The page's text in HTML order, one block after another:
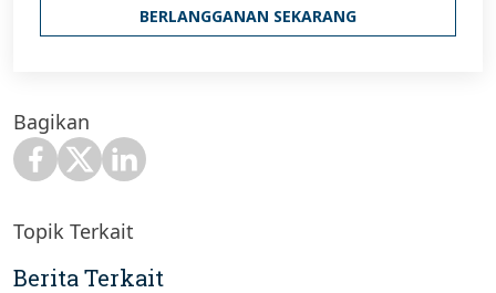
BERLANGGANAN SEKARANG
Bagikan
Topik Terkait
Berita Terkait